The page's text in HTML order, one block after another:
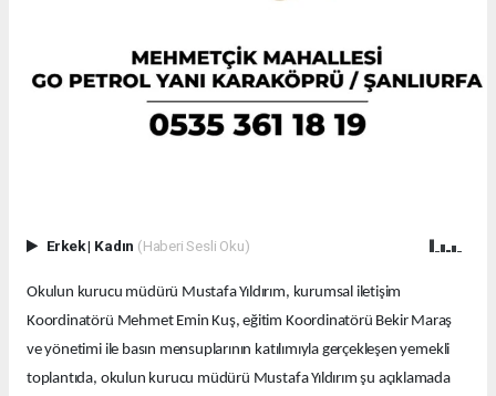
Erkek| Kadın (Haberi Sesli Oku)
Okulun kurucu müdürü Mustafa Yıldırım, kurumsal iletişim
Koordinatörü Mehmet Emin Kuş, eğitim Koordinatörü Bekir Maraş
ve yönetimi ile basın mensuplarının katılımıyla gerçekleşen yemekli
toplantıda, okulun kurucu müdürü Mustafa Yıldırım şu açıklamada